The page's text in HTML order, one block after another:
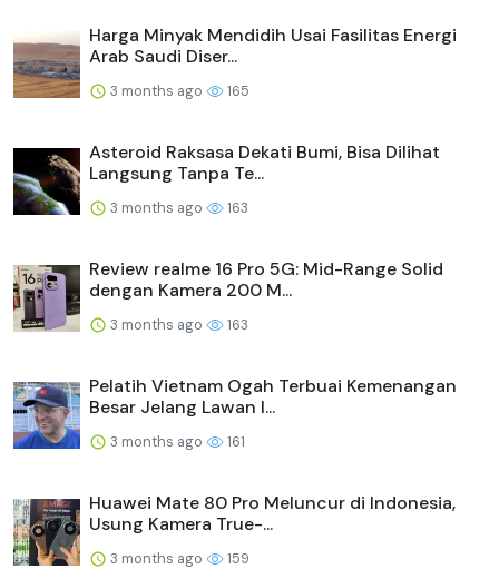
Harga Minyak Mendidih Usai Fasilitas Energi
Arab Saudi Diser...
3 months ago 165
Asteroid Raksasa Dekati Bumi, Bisa Dilihat
Langsung Tanpa Te...
3 months ago 163
Review realme 16 Pro 5G: Mid-Range Solid
dengan Kamera 200 M...
3 months ago 163
Pelatih Vietnam Ogah Terbuai Kemenangan
Besar Jelang Lawan I...
3 months ago 161
Huawei Mate 80 Pro Meluncur di Indonesia,
Usung Kamera True-...
3 months ago 159